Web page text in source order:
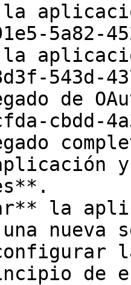
la
de
y
la
nueva
de